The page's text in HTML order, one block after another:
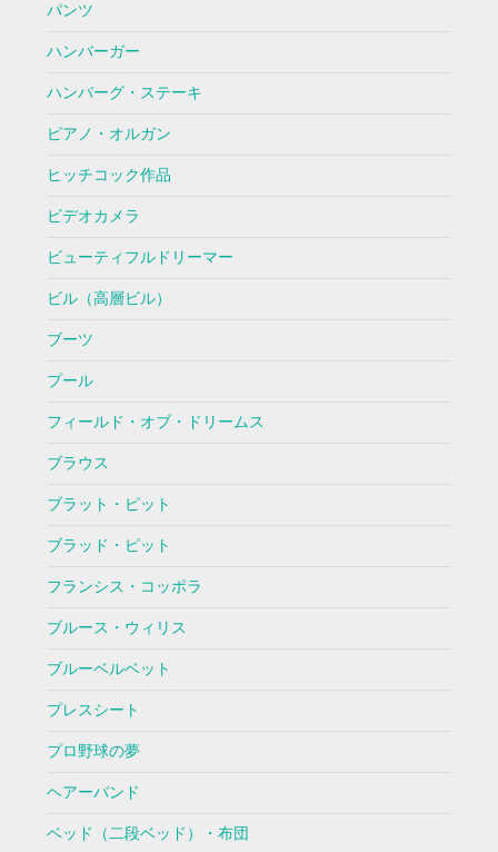
パンツ
ハンバーガー
ハンバーグ・ステーキ
ピアノ・オルガン
ヒッチコック作品
ビデオカメラ
ビューティフルドリーマー
ビル（高層ビル）
ブーツ
プール
フィールド・オブ・ドリームス
ブラウス
ブラット・ピット
ブラッド・ピット
フランシス・コッポラ
ブルース・ウィリス
ブルーベルベット
プレスシート
プロ野球の夢
ヘアーバンド
ベッド（二段ベッド）・布団